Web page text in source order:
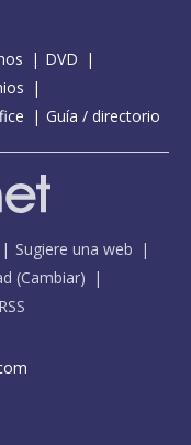
DVD
Guía / directorio
Sugiere una web
(Cambiar)
RSS